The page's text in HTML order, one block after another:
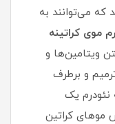
می‌توانند به
موی کراتینه
ویتامین‌ها و
و برطرف
یک
موهای کراتین